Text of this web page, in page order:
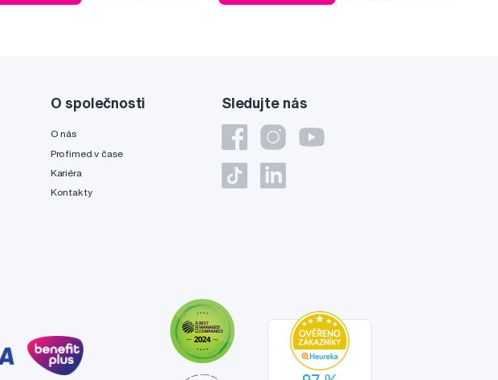
Sledujte nás
O společnosti
O nás
Profimed v čase
Kariéra
Kontakty